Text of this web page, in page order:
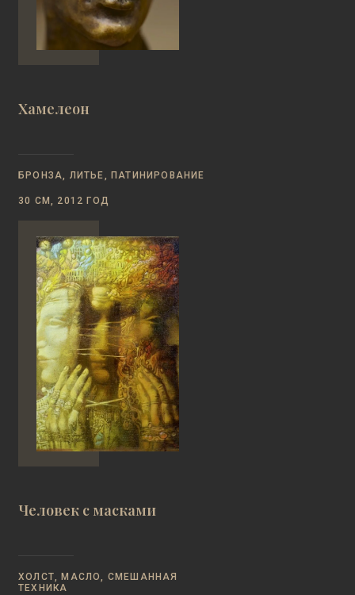
Хамелеон
БРОНЗА, ЛИТЬЕ, ПАТИНИРОВАНИЕ
30 СМ, 2012 ГОД
Человек с масками
ХОЛСТ, МАСЛО, СМЕШАННАЯ
ТЕХНИКА